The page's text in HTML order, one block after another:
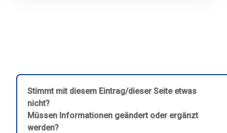
Stimmt mit diesem Eintrag/dieser Seite etwas
nicht?
Müssen Informationen geändert oder ergänzt
werden?